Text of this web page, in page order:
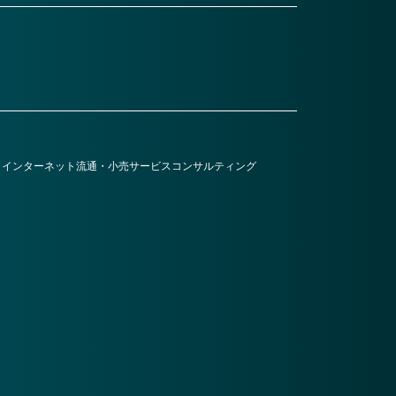
ンターネット 流通・小売サービスコンサルティング